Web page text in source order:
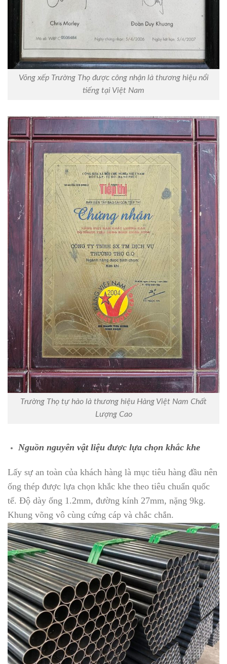
Võng xếp Trường Thọ được công nhận là thương hiệu nổi
tiếng tại Việt Nam
Trường Thọ tự hào là thương hiệu Hàng Việt Nam Chất
Lượng Cao
Nguồn nguyên vật liệu được lựa chọn khắc khe
Lấy sự an toàn của khách hàng là mục tiêu hàng đầu nên
ống thép được lựa chọn khắc khe theo tiêu chuẩn quốc
tế. Độ dày ống 1.2mm, đường kính 27mm, nặng 9kg.
Khung võng vô cùng cứng cáp và chắc chắn.